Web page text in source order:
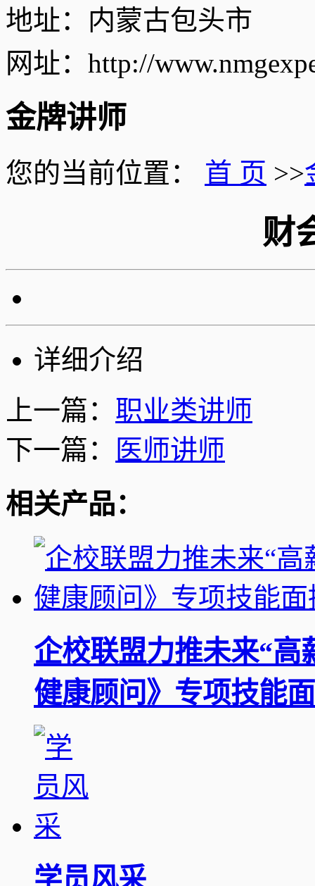
地址：内蒙古包头市
网址：http://
金牌讲师
您的当前位置： 首 页 >>
财
详细介绍
上一篇： 职业类讲师
下一篇：
医师讲师
相关产品：
企校联盟力推未来“
健康顾问》专项技能
学员风采